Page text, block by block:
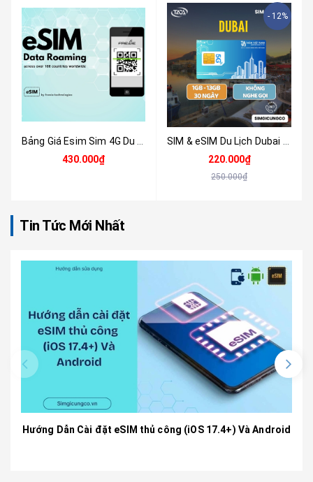
430.000₫
- 12%
220.000₫
250.000₫
Tin Tức Mới Nhất
Hướng Dẫn Cài đặt eSIM thủ công (iOS 17.4+) Và Android